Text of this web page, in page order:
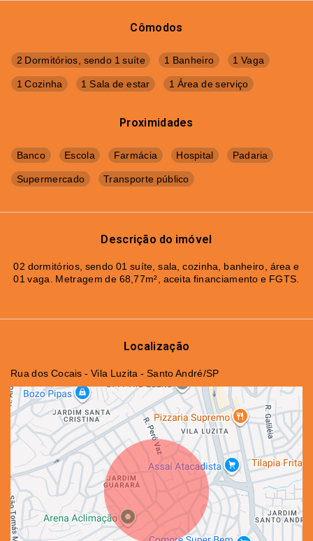
Cômodos
2 Dormitórios, sendo 1 suíte 1 Banheiro 1 Vaga
1 Cozinha 1 Sala de estar 1 Área de serviço
Proximidades
Banco Escola Farmácia Hospital Padaria
Supermercado Transporte público
Descrição do imóvel
02 dormitórios, sendo 01 suíte, sala, cozinha, banheiro, área e
01 vaga. Metragem de 68,77m², aceita financiamento e FGTS.
Localização
Rua dos Cocais - Vila Luzita - Santo André/SP